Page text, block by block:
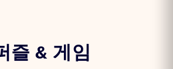
즐 & 게임